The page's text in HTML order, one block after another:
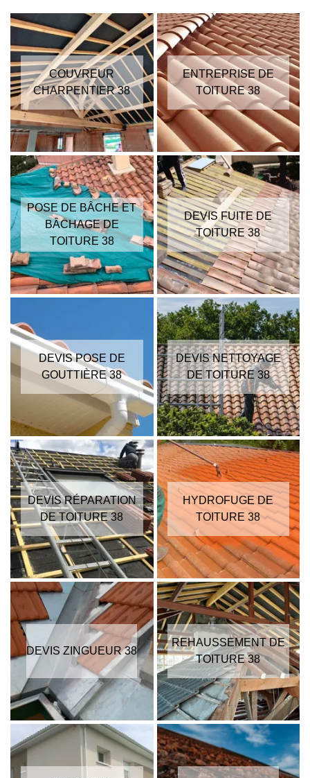
COUVREUR
CHARPENTIER 38
ENTREPRISE DE
TOITURE 38
POSE DE BÂCHE ET
BÂCHAGE DE
TOITURE 38
DEVIS FUITE DE
TOITURE 38
DEVIS POSE DE
GOUTTIÈRE 38
DEVIS NETTOYAGE
DE TOITURE 38
DEVIS RÉPARATION
DE TOITURE 38
HYDROFUGE DE
TOITURE 38
DEVIS ZINGUEUR 38
REHAUSSEMENT DE
TOITURE 38